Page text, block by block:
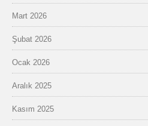
Mart 2026
Şubat 2026
Ocak 2026
Aralık 2025
Kasım 2025